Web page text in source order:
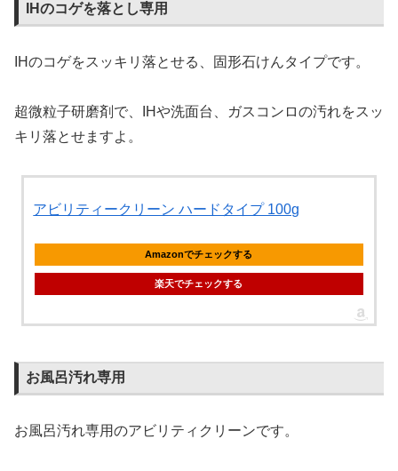
IHのコゲを落とし専用
IHのコゲをスッキリ落とせる、固形石けんタイプです。
超微粒子研磨剤で、IHや洗面台、ガスコンロの汚れをスッ
キリ落とせますよ。
アビリティークリーン ハードタイプ 100g
Amazonでチェックする
楽天でチェックする
お風呂汚れ専用
お風呂汚れ専用のアビリティクリーンです。